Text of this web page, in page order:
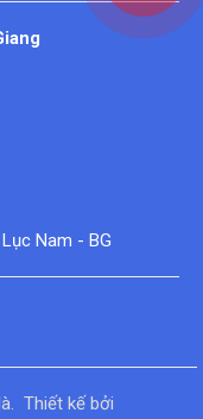
Nam - BG
. Thiết kế bởi